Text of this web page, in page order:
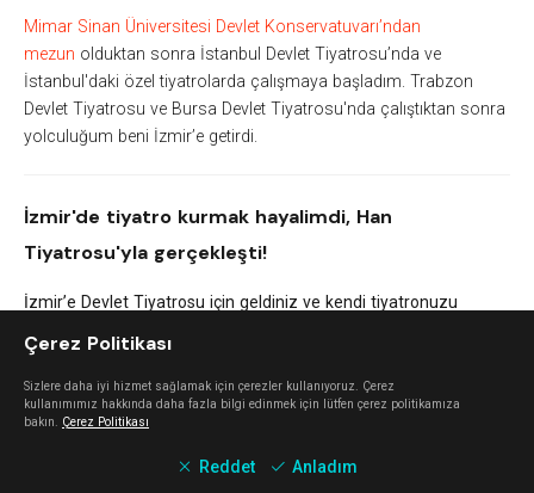
Mimar Sinan Üniversitesi Devlet Konservatuvarı’ndan
mezun olduktan sonra İstanbul Devlet Tiyatrosu’nda ve
İstanbul'daki özel tiyatrolarda çalışmaya başladım. Trabzon
Devlet Tiyatrosu ve Bursa Devlet Tiyatrosu'nda çalıştıktan sonra
yolculuğum beni İzmir’e getirdi.
İzmir'de tiyatro kurmak hayalimdi, Han
Tiyatrosu'yla gerçekleşti!
İzmir’e Devlet Tiyatrosu için geldiniz ve kendi tiyatronuzu
Bu da çok sevdiğim bir hikayemdir. Konservatuvara girdiğim ilk
gün bende “Günün birinde İzmir’e gideceğim ve tiyatro
açacağım” diye bir hayal oluştu.
Han Tiyatrosu’nu İzmir Atatürk Lisesi sahnesinde kurduk. Bir
Çerez Politikası
Sizlere daha iyi hizmet sağlamak için çerezler kullanıyoruz. Çerez
kullanımımız hakkında daha fazla bilgi edinmek için lütfen çerez politikamıza
bakın. Çerez Politikası
Reddet Anladım